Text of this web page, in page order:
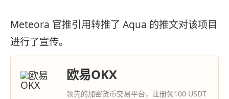
Meteora 官推引用转推了 Aqua 的推文对该项目
进行了宣传。
欧易OKX
领先的加密货币交易平台，注册领100 USDT